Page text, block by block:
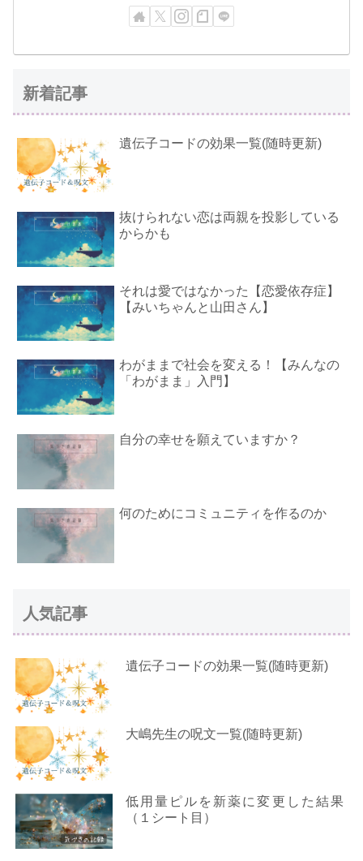
新着記事
遺伝子コードの効果一覧(随時更新)
抜けられない恋は両親を投影している
からかも
それは愛ではなかった【恋愛依存症】
【みいちゃんと山田さん】
わがままで社会を変える！【みんなの
「わがまま」入門】
自分の幸せを願えていますか？
何のためにコミュニティを作るのか
人気記事
遺伝子コードの効果一覧(随時更新)
大嶋先生の呪文一覧(随時更新)
低用量ピルを新薬に変更した結果
（１シート目）